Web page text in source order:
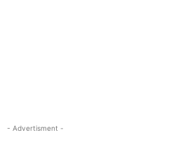
- Advertisment -